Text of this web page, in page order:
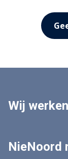
Wij
NieNoord